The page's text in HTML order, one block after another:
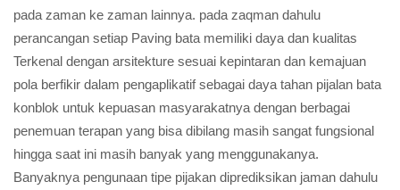
pada zaman ke zaman lainnya. pada zaqman dahulu
perancangan setiap Paving bata memiliki daya dan kualitas
Terkenal dengan arsitekture sesuai kepintaran dan kemajuan
pola berfikir dalam pengaplikatif sebagai daya tahan pijalan bata
konblok untuk kepuasan masyarakatnya dengan berbagai
penemuan terapan yang bisa dibilang masih sangat fungsional
hingga saat ini masih banyak yang menggunakanya.
Banyaknya pengunaan tipe pijakan diprediksikan jaman dahulu